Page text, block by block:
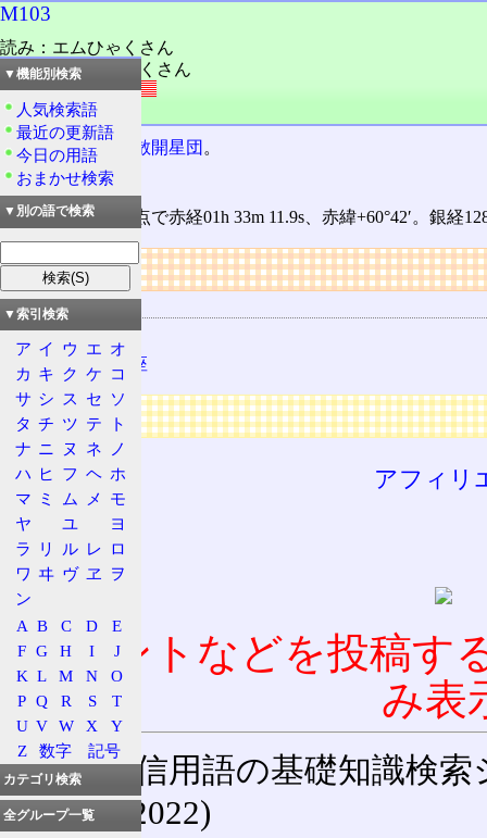
M103
読み：エムひゃくさん
読み：メシエひゃくさん
外語：M103
品詞：固有名詞
カシオペア座
散開星団 。
別名NGC 581。
位置は2000年分点で赤経01h 33m 11.9s、赤緯+60°42′。銀経
リンク
関連する用語
散開星団
カシオペア座
広告
アフィリ
コメントなどを投稿す
み表
通信用語の基礎知識検索
(27-May-2022)
▼機能別検索
人気検索語
最近の更新語
今日の用語
おまかせ検索
▼別の語で検索
▼索引検索
ア イ ウ エ オ
カ キ ク ケ コ
サ シ ス セ ソ
タ チ ツ テ
ト
ナ ニ ヌ ネ
ノ
ハ ヒ フ ヘ ホ
マ ミ ム メ
モ
ヤ
ユ
ヨ
ラ
リ ル レ ロ
ワ ヰ ヴ ヱ
ヲ
ン
A B C D
E
F G H I
J
K L M N
O
P Q R S
T
U V W X
Y
Z
数字 記号
カテゴリ検索
全グループ一覧